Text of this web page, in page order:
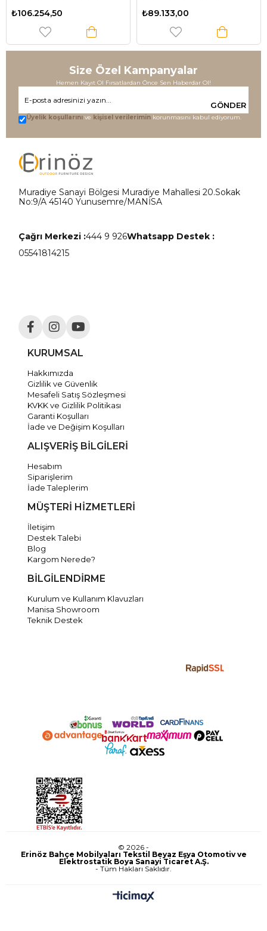
₺106.254,50
₺89.133,00
Size Özel Kampanyalar
Hemen Kayıt Ol Fırsatlardan Önce Sen Haberdar Ol!
GÖNDER
Üyelik koşullarını ve kişisel verilerimin korunmasını kabul ediyorum.
Muradiye Sanayi Bölgesi Muradiye Mahallesi 20.Sokak
No:9/A 45140 Yunusemre/MANİSA
Çağrı Merkezi :444 9 926Whatsapp Destek :
05541814215
KURUMSAL
Hakkımızda
Gizlilik ve Güvenlik
Mesafeli Satış Sözleşmesi
KVKK ve Gizlilik Politikası
Garanti Koşulları
İade ve Değişim Koşulları
ALIŞVERİŞ BİLGİLERİ
Hesabım
Siparişlerim
İade Taleplerim
MÜŞTERİ HİZMETLERİ
İletişim
Destek Talebi
Blog
Kargom Nerede?
BİLGİLENDİRME
Kurulum ve Kullanım Klavuzları
Manisa Showroom
Teknik Destek
© 2026 -
Erinöz Bahçe Mobilyaları Tekstil Beyaz Eşya Otomotiv ve
Elektrostatik Boya Sanayi Ticaret A.Ş.
- Tüm Hakları Saklıdır.